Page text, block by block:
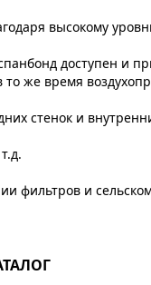
высокому
доступен и
же время
стенок и
фильтров и